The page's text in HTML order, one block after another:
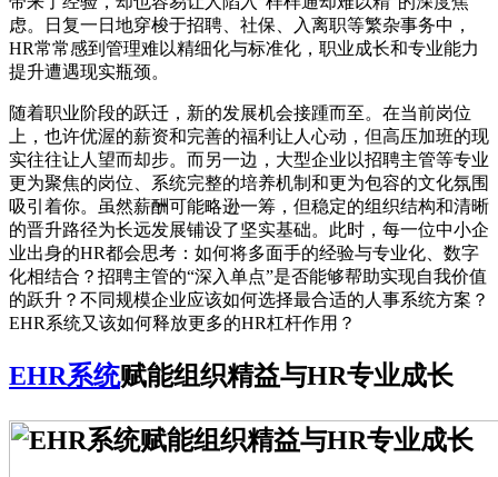
虑。日复一日地穿梭于招聘、社保、入离职等繁杂事务中，
HR常常感到管理难以精细化与标准化，职业成长和专业能力
提升遭遇现实瓶颈。
随着职业阶段的跃迁，新的发展机会接踵而至。在当前岗位
上，也许优渥的薪资和完善的福利让人心动，但高压加班的现
实往往让人望而却步。而另一边，大型企业以招聘主管等专业
更为聚焦的岗位、系统完整的培养机制和更为包容的文化氛围
吸引着你。虽然薪酬可能略逊一筹，但稳定的组织结构和清晰
的晋升路径为长远发展铺设了坚实基础。此时，每一位中小企
业出身的HR都会思考：如何将多面手的经验与专业化、数字
化相结合？招聘主管的“深入单点”是否能够帮助实现自我价值
的跃升？不同规模企业应该如何选择最合适的人事系统方案？
EHR系统又该如何释放更多的HR杠杆作用？
EHR系统赋能组织精益与HR专业成长